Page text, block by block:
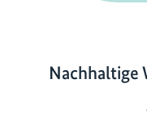
Nachhaltige